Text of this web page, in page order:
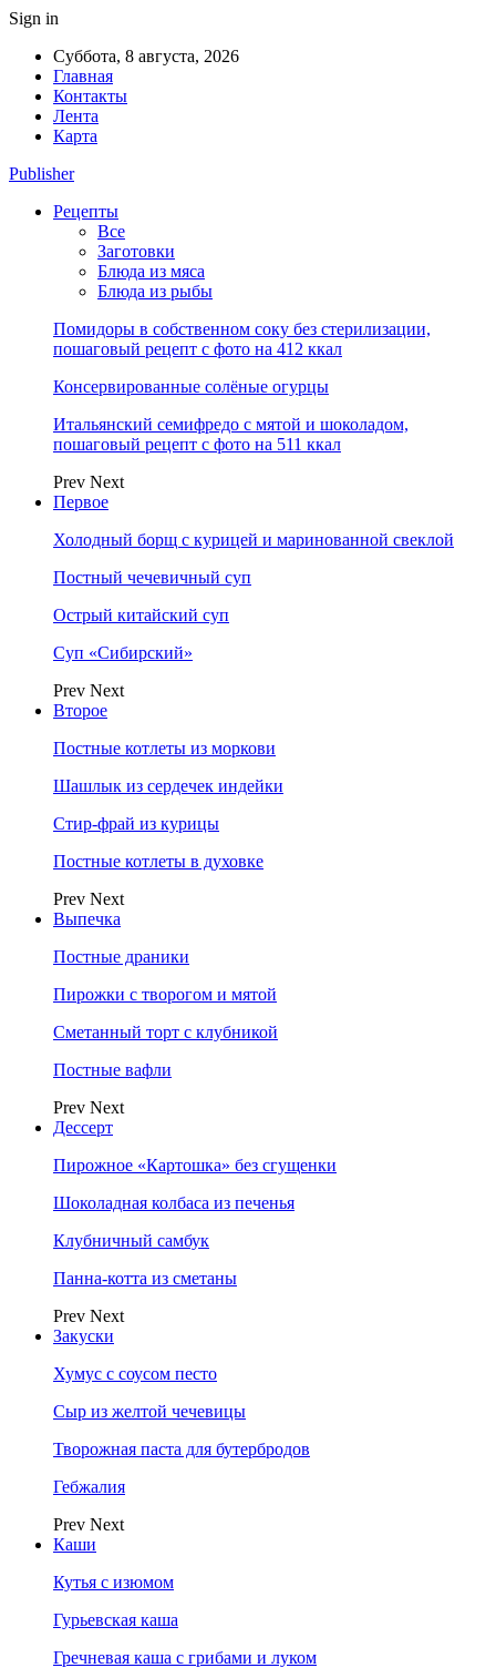
Sign in
Суббота, 8 августа, 2026
Главная
Контакты
Лента
Карта
Publisher
Рецепты
Все
Заготовки
Блюда из мяса
Блюда из рыбы
Помидоры в собственном соку без стерилизации,
пошаговый рецепт с фото на 412 ккал
Консервированные солёные огурцы
Итальянский семифредо с мятой и шоколадом,
пошаговый рецепт с фото на 511 ккал
Prev Next
Первое
Холодный борщ с курицей и маринованной свеклой
Постный чечевичный суп
Острый китайский суп
Суп «Сибирский»
Prev Next
Второе
Постные котлеты из моркови
Шашлык из сердечек индейки
Стир-фрай из курицы
Постные котлеты в духовке
Prev Next
Выпечка
Постные драники
Пирожки с творогом и мятой
Сметанный торт с клубникой
Постные вафли
Prev Next
Дессерт
Пирожное «Картошка» без сгущенки
Шоколадная колбаса из печенья
Клубничный самбук
Панна-котта из сметаны
Prev Next
Закуски
Хумус с соусом песто
Сыр из желтой чечевицы
Творожная паста для бутербродов
Гебжалия
Prev Next
Каши
Кутья с изюмом
Гурьевская каша
Гречневая каша с грибами и луком